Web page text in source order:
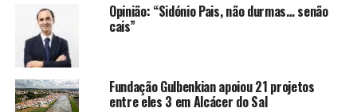
Opinião: “Sidónio Pais, não durmas… senão
cais”
Fundação Gulbenkian apoiou 21 projetos
entre eles 3 em Alcácer do Sal